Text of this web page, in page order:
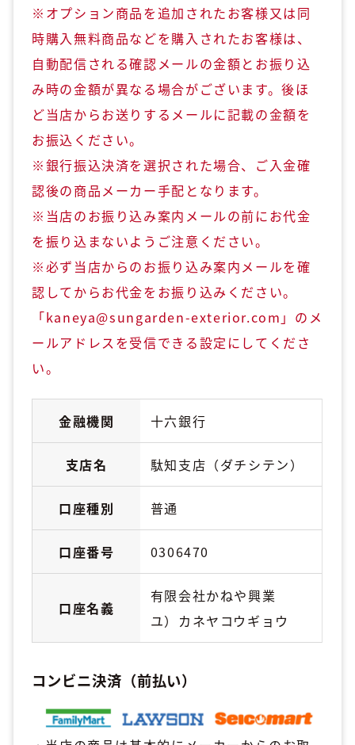
※オプション商品を追加されたお客様又は同
時購入無料商品などを購入されたお客様は、
自動配信される確認メールの金額とお振り込
み時の金額が異なる場合がございます。後ほ
ど当店からお送りするメールに記載の金額を
お振込ください。
※銀行振込決済を選択された場合、ご入金確
認後の商品メーカー手配となります。
※当店のお振り込み案内メールの前にお代金
を振り込まないようご注意ください。
※必ず当店からのお振り込み案内メールを確
認してからお代金をお振り込みください。
「kaneya@sungarden-exterior.com」のメ
ールアドレスを受信できる設定にしてくださ
い。
金融機関 十六銀行
支店名 駄知支店（ダチシテン）
口座種別 普通
口座番号 0306470
口座名義
有限会社かねや興業
ユ）カネヤコウギョウ
コンビニ決済（前払い）